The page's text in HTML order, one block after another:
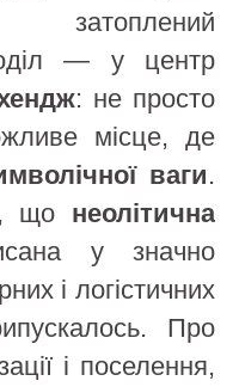
— у центр
: не просто
місце, де
ваги.
що неолітична
у значно
і логістичних
Про
і поселення,